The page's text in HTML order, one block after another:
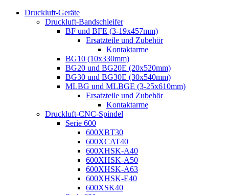
Druckluft-Geräte
Druckluft-Bandschleifer
BF und BFE (3-19x457mm)
Ersatzteile und Zubehör
Kontaktarme
BG10 (10x330mm)
BG20 und BG20E (20x520mm)
BG30 und BG30E (30x540mm)
MLBG und MLBGE (3-25x610mm)
Ersatzteile und Zubehör
Kontaktarme
Druckluft-CNC-Spindel
Serie 600
600XBT30
600XCAT40
600XHSK-A40
600XHSK-A50
600XHSK-A63
600XHSK-E40
600XSK40